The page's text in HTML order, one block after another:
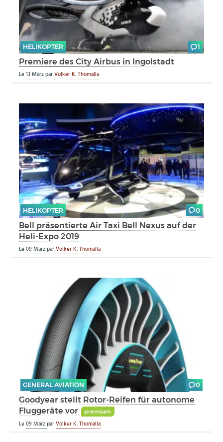
HELIKOPTER 1
Premiere des City Airbus in Ingolstadt
Le13 MärzparVolker K. Thomalla
HELIKOPTER 0
Bell präsentierte Air Taxi Bell Nexus auf der
Heli-Expo 2019
Le09 MärzparVolker K. Thomalla
GENERAL AVIATION 0
Goodyear stellt Rotor-Reifen für autonome
Fluggeräte vor
premium
Le09 MärzparVolker K. Thomalla